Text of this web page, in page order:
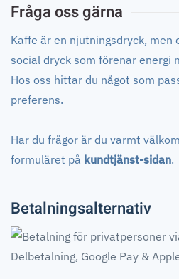
Fråga oss gärna
Kaffe är en njutningsdryck, men
social dryck som förenar energi
Hos oss hittar du något som
preferens.
Har du frågor är du varmt
formuläret på kundtjänst-sidan.
Betalningsalternativ